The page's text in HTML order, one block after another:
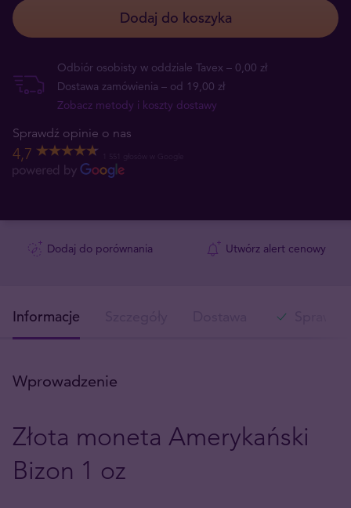
Dodaj do koszyka
Odbiór osobisty w oddziale Tavex – 0,00 zł
Dostawa zamówienia – od 19,00 zł
Zobacz metody i koszty dostawy
Sprawdź opinie o nas
4,7
Dodaj do porównania Utwórz alert cenowy
Informacje
Wprowadzenie
Złota moneta Amerykański
Bizon 1 oz